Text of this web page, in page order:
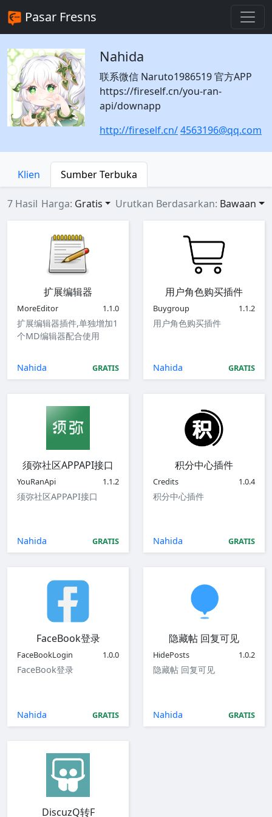
Pasar Fresns
Nahida
联系微信 Naruto1986519 官方APP
https://fireself.cn/you-ran-
api/downapp
http://fireself.cn/4563196@qq.com
Klien Sumber Terbuka
7 Hasil Harga: Gratis Urutkan Berdasarkan: Bawaan
扩展编辑器
MoreEditor 1.1.0
扩展编辑器插件,单独增加1
个MD编辑器配合使用
Nahida GRATIS
用户角色购买插件
Buygroup 1.1.2
用户角色购买插件
Nahida GRATIS
须弥社区APPAPI接口
YouRanApi 1.1.2
须弥社区APPAPI接口
Nahida GRATIS
积分中心插件
Credits 1.0.4
积分中心插件
Nahida GRATIS
FaceBook登录
FaceBookLogin 1.0.0
FaceBook登录
Nahida GRATIS
隐藏帖 回复可见
HidePosts 1.0.2
隐藏帖 回复可见
Nahida GRATIS
DiscuzQ转F